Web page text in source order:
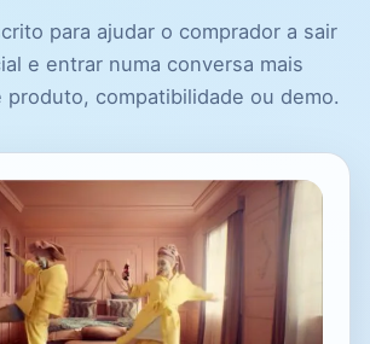
para ajudar o comprador a sair
e entrar numa conversa mais
produto, compatibilidade ou demo.